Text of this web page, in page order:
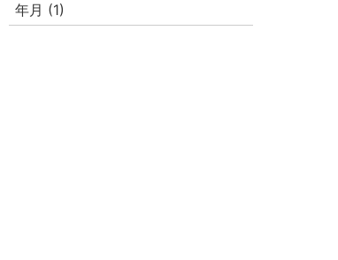
年月 (1)